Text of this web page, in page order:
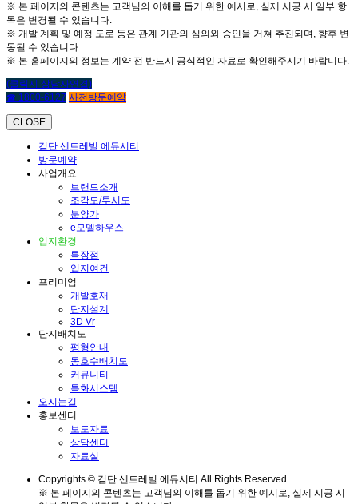
※ 본 페이지의 콘텐츠는 고객님의 이해를 돕기 위한 예시로, 실제 시공 시 일부 항
목은 변경될 수 있습니다.
※ 개발 계획 및 예정 도로 등은 관계 기관의 심의와 승인을 거쳐 추진되며, 향후 변
동될 수 있습니다.
※ 본 홈페이지의 정보는 계약 전 반드시 공식적인 자료로 확인해주시기 바랍니다.
(클릭시 상담사연결)
☎ 1800-6127 사전방문예약
CLOSE
검단 센트레빌 에듀시티
방문예약
사업개요
브랜드소개
조감도/투시도
분양가
e모델하우스
입지환경
특장점
입지여건
프리미엄
개발호재
단지설계
3D Vr
단지배치도
평형안내
동호수배치도
커뮤니티
특화시스템
오시는길
홍보센터
보도자료
상담센터
자료실
Copyrights © 검단 센트레빌 에듀시티 All Rights Reserved.
※ 본 페이지의 콘텐츠는 고객님의 이해를 돕기 위한 예시로, 실제 시공 시